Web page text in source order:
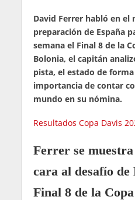
David Ferrer habló en el
preparación de España
semana el Final 8 de la
Bolonia, el capitán
pista, el estado de
importancia de contar
mundo en su nómina.
Resultados Copa Davis
Ferrer se
cara al desafío de
Final 8 de la